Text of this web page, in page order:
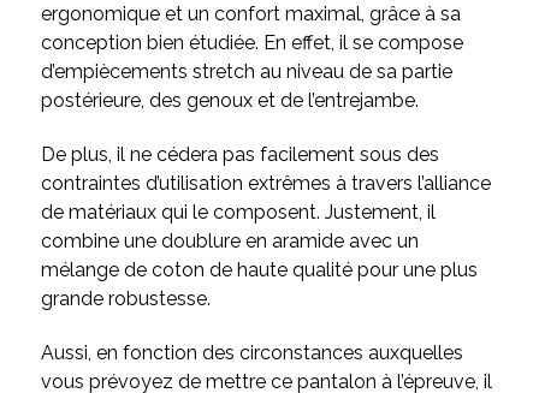
ergonomique et un confort maximal, grâce à sa
conception bien étudiée. En effet, il se compose
d’empiècements stretch au niveau de sa partie
postérieure, des genoux et de l’entrejambe.
De plus, il ne cédera pas facilement sous des
contraintes d’utilisation extrêmes à travers l’alliance
de matériaux qui le composent. Justement, il
combine une doublure en aramide avec un
mélange de coton de haute qualité pour une plus
grande robustesse.
Aussi, en fonction des circonstances auxquelles
vous prévoyez de mettre ce pantalon à l’épreuve, il